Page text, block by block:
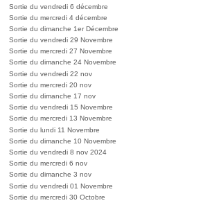
Sortie du vendredi 6 décembre
Sortie du mercredi 4 décembre
Sortie du dimanche 1er Décembre
Sortie du vendredi 29 Novembre
Sortie du mercredi 27 Novembre
Sortie du dimanche 24 Novembre
Sortie du vendredi 22 nov
Sortie du mercredi 20 nov
Sortie du dimanche 17 nov
Sortie du vendredi 15 Novembre
Sortie du mercredi 13 Novembre
Sortie du lundi 11 Novembre
Sortie du dimanche 10 Novembre
Sortie du vendredi 8 nov 2024
Sortie du mercredi 6 nov
Sortie du dimanche 3 nov
Sortie du vendredi 01 Novembre
Sortie du mercredi 30 Octobre